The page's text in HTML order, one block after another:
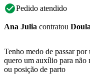
Pedido atendido
Ana Julia contratou Doula
Tenho medo de passar
quero um auxílio para não
ou posição de parto